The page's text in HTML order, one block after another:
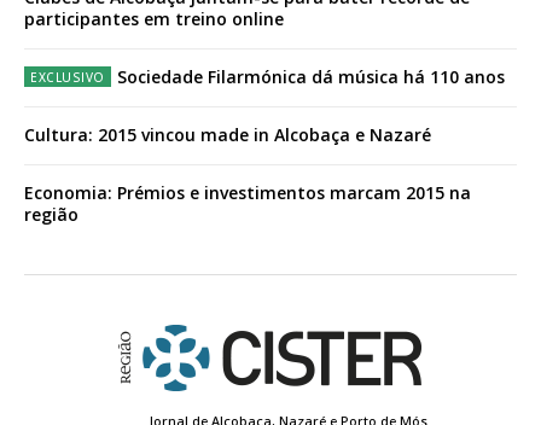
participantes em treino online
Sociedade Filarmónica dá música há 110 anos
Cultura: 2015 vincou made in Alcobaça e Nazaré
Economia: Prémios e investimentos marcam 2015 na
região
Jornal de Alcobaça, Nazaré e Porto de Mós